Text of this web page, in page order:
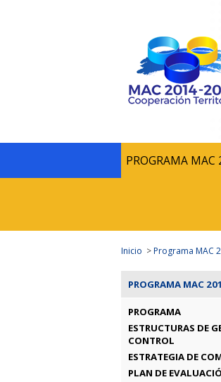
PROGRAMA
Inicio >Programa MAC
PROGRAMA MAC
PROGRAMA
ESTRUCTURAS DE
CONTROL
ESTRATEGIA DE
PLAN DE